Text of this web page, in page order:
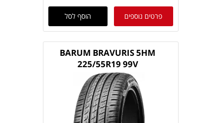
פרטים נוספים הוסף לסל
BARUM BRAVURIS 5HM
225/55R19 99V